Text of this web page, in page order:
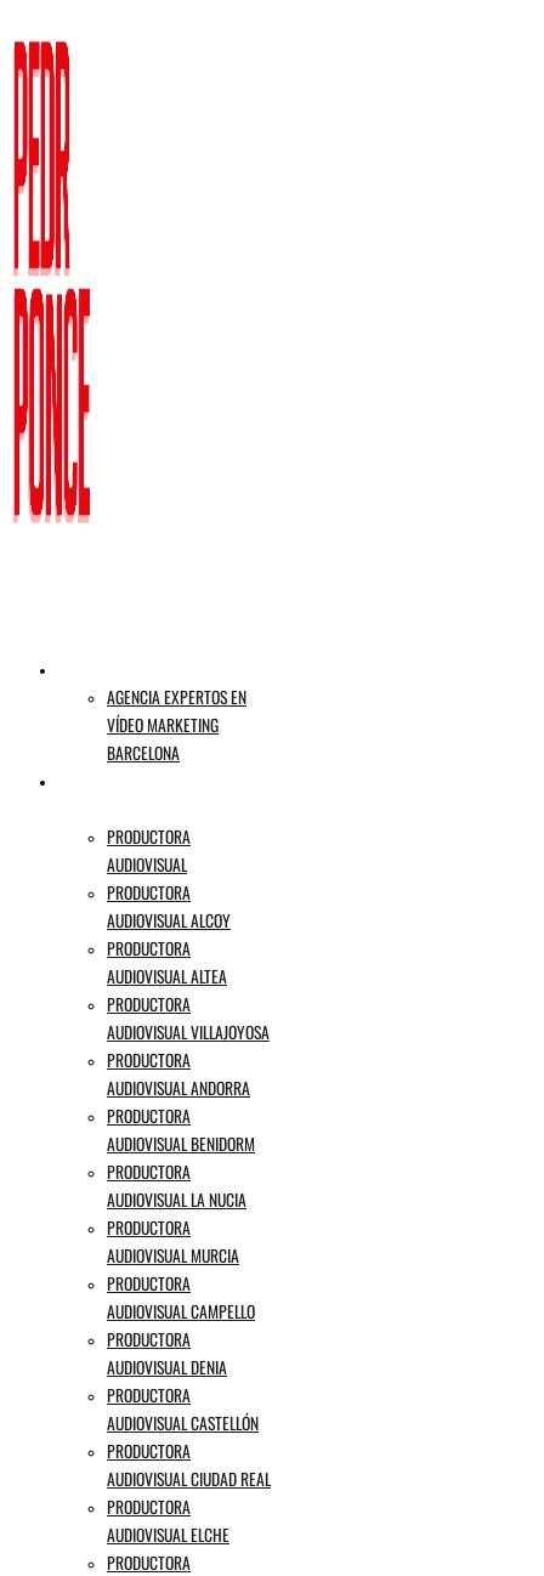
al
contenido
AGENCIA EXPERTOS EN
VÍDEO MARKETING
BARCELONA
PRODUCTORA
AUDIOVISUAL
PRODUCTORA
AUDIOVISUAL ALCOY
PRODUCTORA
AUDIOVISUAL ALTEA
PRODUCTORA
AUDIOVISUAL VILLAJOYOSA
PRODUCTORA
AUDIOVISUAL ANDORRA
PRODUCTORA
AUDIOVISUAL BENIDORM
PRODUCTORA
AUDIOVISUAL LA NUCIA
PRODUCTORA
AUDIOVISUAL MURCIA
PRODUCTORA
AUDIOVISUAL CAMPELLO
PRODUCTORA
AUDIOVISUAL DENIA
PRODUCTORA
AUDIOVISUAL CASTELLÓN
PRODUCTORA
AUDIOVISUAL CIUDAD REAL
PRODUCTORA
AUDIOVISUAL ELCHE
PRODUCTORA